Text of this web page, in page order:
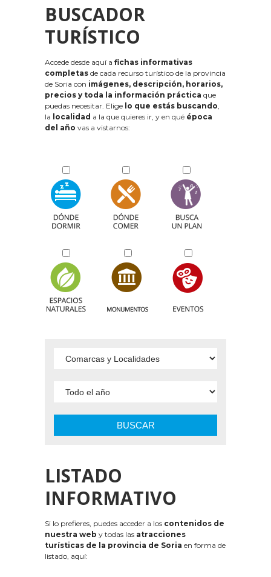
BUSCADOR
TURÍSTICO
Accede desde aquí a fichas informativas
completas de cada recurso turístico de la provincia
de Soria con imágenes, descripción, horarios,
precios y toda la información práctica que
puedas necesitar. Elige lo que estás buscando,
la localidad a la que quieres ir, y en qué época
del año vas a vistarnos:
BUSCAR
LISTADO
INFORMATIVO
Si lo prefieres, puedes acceder a los contenidos de
nuestra web y todas las atracciones
turísticas de la provincia de Soria en forma de
listado, aquí: